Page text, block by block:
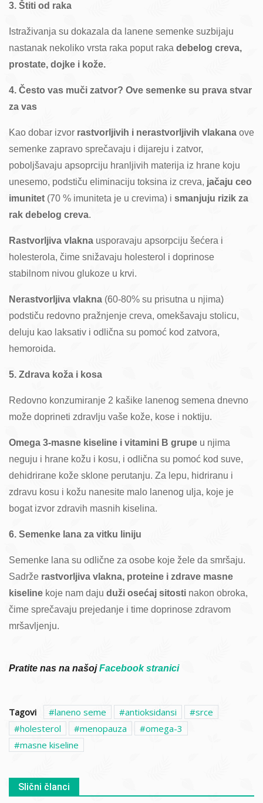
3. Štiti od raka
Istraživanja su dokazala da lanene semenke suzbijaju
nastanak nekoliko vrsta raka poput raka debelog creva,
prostate, dojke i kože.
4. Često vas muči zatvor? Ove semenke su prava stvar
za vas
Kao dobar izvor rastvorljivih i nerastvorljivih vlakana ove
semenke zapravo sprečavaju i dijareju i zatvor,
poboljšavaju apsoprciju hranljivih materija iz hrane koju
unesemo, podstiču eliminaciju toksina iz creva, jačaju ceo
imunitet (70 % imuniteta je u crevima) i smanjuju rizik za
rak debelog creva.
Rastvorljiva vlakna usporavaju apsorpciju šećera i
holesterola, čime snižavaju holesterol i doprinose
stabilnom nivou glukoze u krvi.
Nerastvorljiva vlakna (60-80% su prisutna u njima)
podstiču redovno pražnjenje creva, omekšavaju stolicu,
deluju kao laksativ i odlična su pomoć kod zatvora,
hemoroida.
5. Zdrava koža i kosa
Redovno konzumiranje 2 kašike lanenog semena dnevno
može doprineti zdravlju vaše kože, kose i noktiju.
Omega 3-masne kiseline i vitamini B grupe u njima
neguju i hrane kožu i kosu, i odlična su pomoć kod suve,
dehidrirane kože sklone perutanju. Za lepu, hidriranu i
zdravu kosu i kožu nanesite malo lanenog ulja, koje je
bogat izvor zdravih masnih kiselina.
6. Semenke lana za vitku liniju
Semenke lana su odlične za osobe koje žele da smršaju.
Sadrže rastvorljiva vlakna, proteine i zdrave masne
kiseline koje nam daju duži osećaj sitosti nakon obroka,
čime sprečavaju prejedanje i time doprinose zdravom
mršavljenju.
Pratite nas na našojFacebook stranici
Tagovi laneno seme antioksidansi
srce
holesterol
menopauza
omega-3
masne kiseline
Slični članci